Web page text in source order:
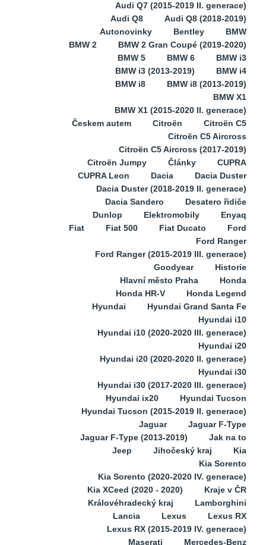
Audi Q7 (2015-2019 II. generace)
Audi Q8
Audi Q8 (2018-2019)
Autonovinky
Bentley
BMW
BMW 2
BMW 2 Gran Coupé (2019-2020)
BMW 5
BMW 6
BMW i3
BMW i3 (2013-2019)
BMW i4
BMW i8
BMW i8 (2013-2019)
BMW X1
BMW X1 (2015-2020 II. generace)
Českem autem
Citroën
Citroën C5
Citroën C5 Aircross
Citroën C5 Aircross (2017-2019)
Citroën Jumpy
Články
CUPRA
CUPRA Leon
Dacia
Dacia Duster
Dacia Duster (2018-2019 II. generace)
Dacia Sandero
Desatero řidiče
Dunlop
Elektromobily
Enyaq
Fiat
Fiat 500 Fiat Ducato
Ford
Ford Ranger
Ford Ranger (2015-2019 III. generace)
Goodyear
Historie
Hlavní město Praha
Honda
Honda HR-V
Honda Legend
Hyundai
Hyundai Grand Santa Fe
Hyundai i10
Hyundai i10 (2020-2020 III. generace)
Hyundai i20
Hyundai i20 (2020-2020 II. generace)
Hyundai i30
Hyundai i30 (2017-2020 III. generace)
Hyundai ix20
Hyundai Tucson
Hyundai Tucson (2015-2019 II. generace)
Jaguar
Jaguar F-Type
Jaguar F-Type (2013-2019)
Jak na to
Jeep
Jihočeský kraj
Kia
Kia Sorento
Kia Sorento (2020-2020 IV. generace)
Kia XCeed (2020 - 2020)
Kraje v ČR
Královéhradecký kraj
Lamborghini
Lancia
Lexus
Lexus RX
Lexus RX (2015-2019 IV. generace)
Maserati
Mercedes-Benz